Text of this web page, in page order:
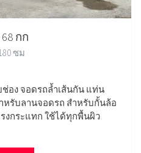
กก
ซม
อง จอดรถล้ำเส้นกัน แท่น
หรับลานจอดรถ สำหรับกั้นล้อ
กระแทก ใช้ได้ทุกพื้นผิว